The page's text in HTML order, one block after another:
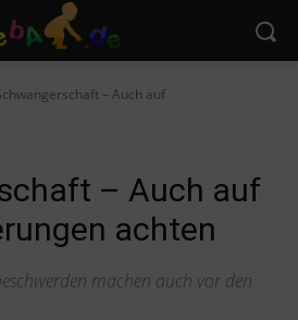
– Auch auf
– Auch auf
achten
machen auch vor den